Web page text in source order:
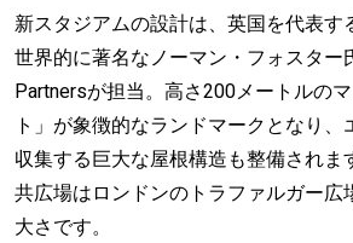
新スタジアムの設計は、英国を代表す
世界的に著名なノーマン・フォスター
Partnersが担当。高さ200メートルの
ト」が象徴的なランドマークとなり
収集する巨大な屋根構造も整備されま
共広場はロンドンのトラファルガー広
大さです。